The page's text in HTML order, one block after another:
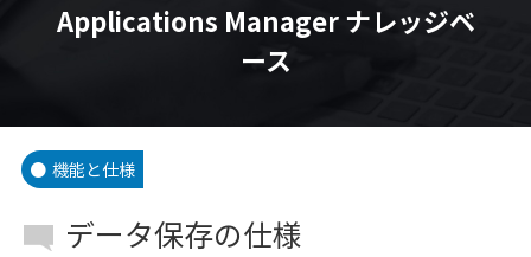
Applications Manager ナレッジベ
ース
機能と仕様
データ保存の仕様